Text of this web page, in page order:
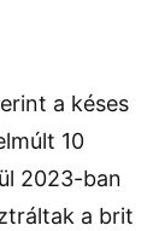
a késes
10
2023-ban
a brit